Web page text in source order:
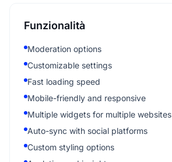
Funzionalità
Moderation options
Customizable settings
Fast loading speed
Mobile-friendly and responsive
Multiple widgets for multiple websites
Auto-sync with social platforms
Custom styling options